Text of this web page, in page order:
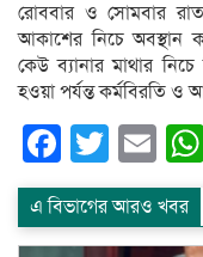
রোববার ও সোমবার
আকাশের নিচে অবস্থান
কেউ ব্যানার মাথার
হওয়া পর্যন্ত কর্মবিরতি
এ বিভাগের আরও খবর